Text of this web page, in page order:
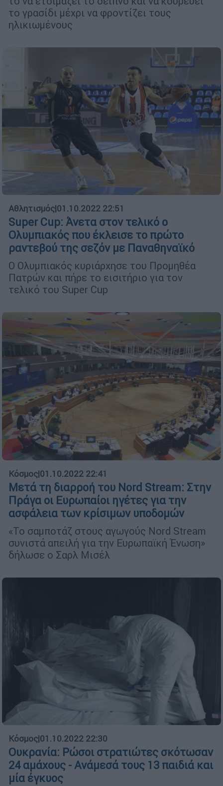
το γρασίδι μέχρι να φροντίζει τους
ηλικιωμένους
Αθλητισμός|01.10.2022 22:51
Super Cup: Άνετα στον τελικό ο
Ολυμπιακός που έκλεισε το πρώτο
ραντεβού της σεζόν με Παναθηναϊκό
Ο Ολυμπιακός κυριάρχησε του Προμηθέα
Πατρών και πήρε το εισιτήριο για τον
τελικό του Super Cup
Κόσμος|01.10.2022 22:41
Μετά τη διαρροή του Nord Stream: Στην
Πράγα οι Ευρωπαίοι ηγέτες για την
ασφάλεια των κρίσιμων υποδομών
«Το σαμποτάζ στους αγωγούς Nord Stream
συνιστά απειλή για την Ευρωπαϊκή Ένωση»
δήλωσε ο Σαρλ Μισέλ
Κόσμος|01.10.2022 22:30
Ουκρανία: Ρώσοι στρατιώτες σκότωσαν
24 αμάχους - Ανάμεσά τους 13 παιδιά και
μία έγκυος